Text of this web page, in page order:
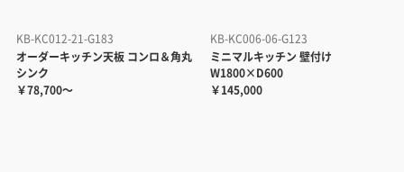
KB-KC012-21-G183
オーダーキッチン天板 コンロ＆角丸
シンク
￥78,700～
KB-KC006-06-G123
ミニマルキッチン 壁付け
W1800×D600
￥145,000